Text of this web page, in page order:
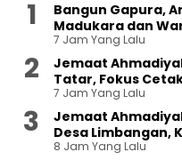
Bangun Gapura,
Madukara dan
7 Jam Yang Lalu
Jemaat
Tatar, Fokus
7 Jam Yang Lalu
Jemaat
Desa Limbangan,
8 Jam Yang Lalu